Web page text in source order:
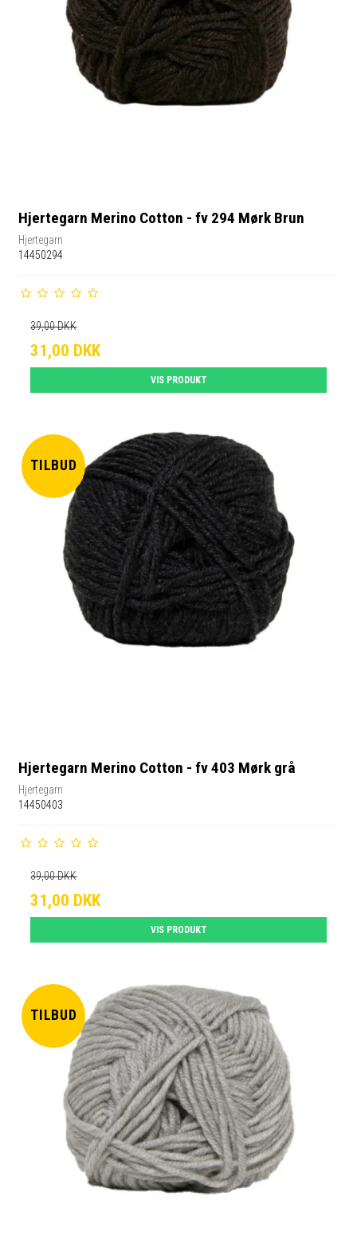
Hjertegarn Merino Cotton - fv 294 Mørk Brun
Hjertegarn
14450294
39,00 DKK
31,00 DKK
VIS PRODUKT
TILBUD
Hjertegarn Merino Cotton - fv 403 Mørk grå
Hjertegarn
14450403
39,00 DKK
31,00 DKK
VIS PRODUKT
TILBUD